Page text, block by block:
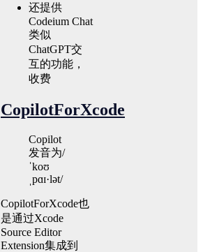
还提供
Codeium Chat
类似
ChatGPT交
互的功能，
收费
CopilotForXcode
Copilot
发音为/
ˈkoʊ
ˌpɑɪ·lət/
CopilotForXcode也
是通过Xcode
Source Editor
Extension集成到